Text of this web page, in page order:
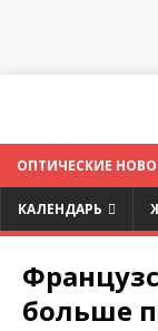
ОПТИЧЕСКИЕ
КАЛЕНДАРЬ
больше